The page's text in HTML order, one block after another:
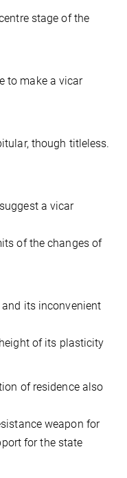
stage of the
make a vicar
though titleless.
a vicar
of the changes of
its inconvenient
of its plasticity
of residence also
weapon for
for the state